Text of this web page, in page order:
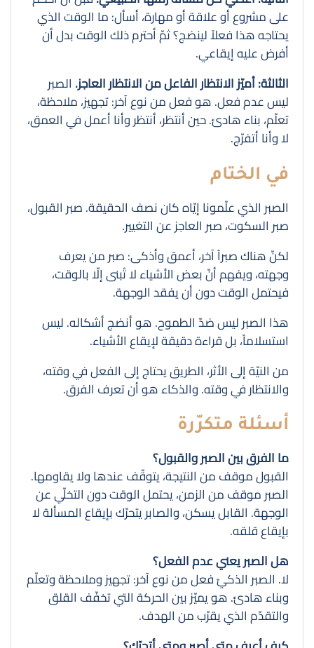
على مشروع أو علاقة أو مهارة، أسأل: ما الوقت الذي
يحتاجه هذا فعلاً لينضج؟ ثمّ أحترم ذلك الوقت بدل أن
أفرض عليه إيقاعي.
الثالثة: أميّز الانتظار الفاعل من الانتظار العاجز. الصبر
ليس عدم فعل. هو فعل من نوع آخر: تجهيز، ملاحظة،
تعلّم، بناء هادئ. حين أنتظر، أنتظر وأنا أعمل في العمق،
لا وأنا أتفرّج.
في الختام
الصبر الذي علّمونا إيّاه كان نصف الحقيقة. صبر القبول،
صبر السكوت، صبر العاجز عن التغيير.
لكنّ هناك صبراً آخر، أعمق وأذكى: صبر من يعرف
وجهته، ويفهم أنّ بعض الأشياء لا تُبنى إلّا بالوقت،
فيحتمل الوقت دون أن يفقد الوجهة.
هذا الصبر ليس ضدّ الطموح. هو أنضج أشكاله. ليس
استسلاماً، بل قراءة دقيقة لإيقاع الأشياء.
من النيّة إلى الأثر، الطريق يحتاج إلى الفعل في وقته،
والانتظار في وقته. والذكاء هو أن تعرف الفرق.
أسئلة متكرّرة
ما الفرق بين الصبر والقبول؟
القبول موقف من النتيجة، يتوقّف عندها ولا يقاومها.
الصبر موقف من الزمن، يحتمل الوقت دون التخلّي عن
الوجهة. القابل يسكن، والصابر يتحرّك بإيقاع المسألة لا
بإيقاع قلقه.
هل الصبر يعني عدم الفعل؟
لا. الصبر الذكيّ فعل من نوع آخر: تجهيز وملاحظة وتعلّم
وبناء هادئ. هو يميّز بين الحركة التي تخفّف القلق
والتقدّم الذي يقرّب من الهدف.